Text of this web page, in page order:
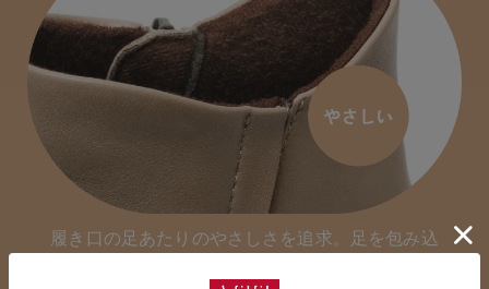
履き口の足あたりのやさしさを追求。足を包み込